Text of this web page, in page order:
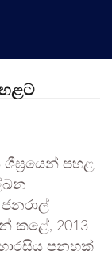
පහළ
කළේ, 2013
පනහක්